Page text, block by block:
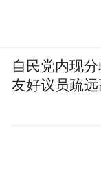
自民党内现
友好议员疏